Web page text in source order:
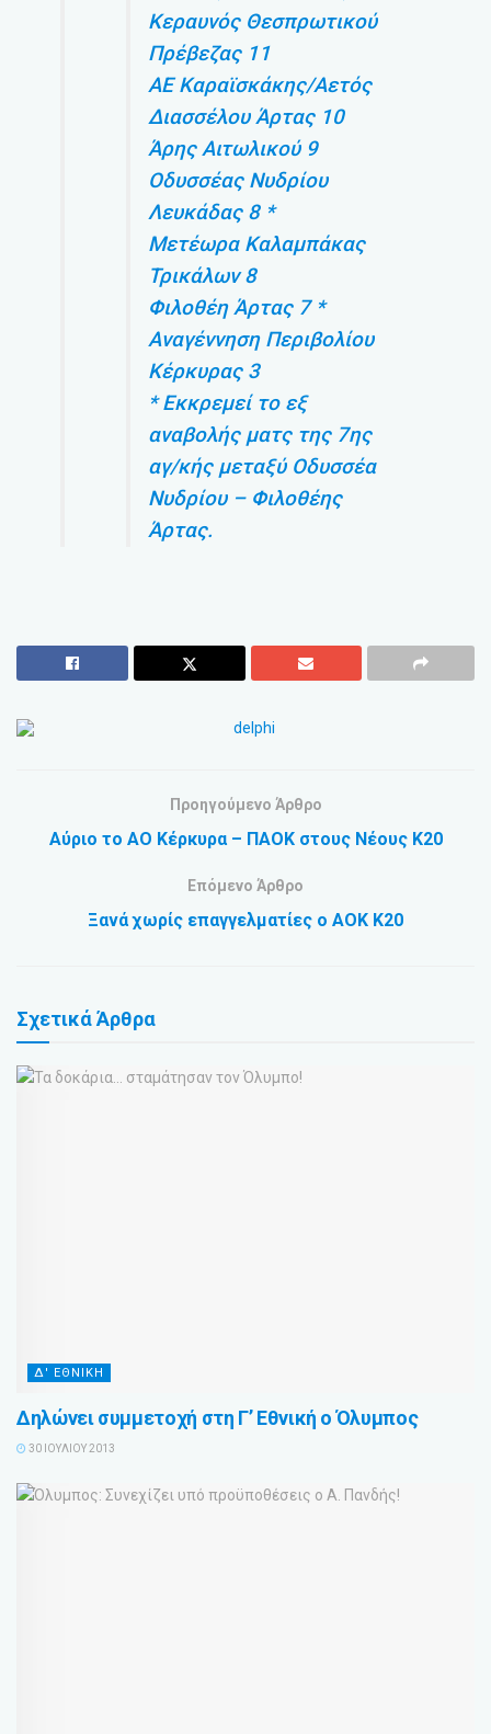
Κεραυνός Θεσπρωτικού
Πρέβεζας 11
ΑΕ Καραϊσκάκης/Αετός
Διασσέλου Άρτας 10
Άρης Αιτωλικού 9
Οδυσσέας Νυδρίου
Λευκάδας 8 *
Μετέωρα Καλαμπάκας
Τρικάλων 8
Φιλοθέη Άρτας 7 *
Αναγέννηση Περιβολίου
Κέρκυρας 3
* Εκκρεμεί το εξ
αναβολής ματς της 7ης
αγ/κής μεταξύ Οδυσσέα
Νυδρίου – Φιλοθέης
Άρτας.
Προηγούμενο Άρθρο
Αύριο το ΑΟ Κέρκυρα – ΠΑΟΚ στους Νέους Κ20
Επόμενο Άρθρο
Ξανά χωρίς επαγγελματίες ο ΑΟΚ Κ20
ΣχετικάΆρθρα
Δ' ΕΘΝΙΚΗ
Δηλώνει συμμετοχή στη Γ’ Εθνική ο Όλυμπος
30 ΙΟΥΛΊΟΥ 2013